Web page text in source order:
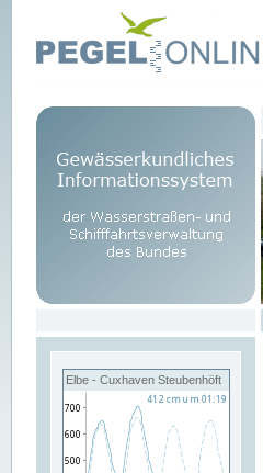
Elbe - Cuxhaven Steubenhöft